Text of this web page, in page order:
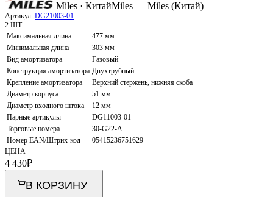
Miles · КитайMiles — Miles (Китай)
Артикул: DG21003-01
2 ШТ
Максимальная длина
477 мм
Минимальная длина
303 мм
Вид амортизатора
Газовый
Конструкция амортизатора Двухтрубный
Крепление амортизатора
Верхний стержень, нижняя скоба
Диаметр корпуса
51 мм
Диаметр входного штока
12 мм
Парные артикулы
DG11003-01
Торговые номера
30-G22-A
Номер EAN/Штрих-код
05415236751629
ЦЕНА
4 430₽
В КОРЗИНУ